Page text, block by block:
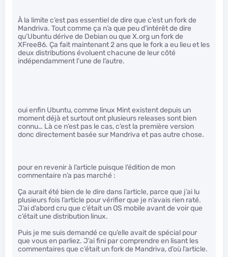
À la limite c’est pas essentiel de dire que c’est un fork de
Mandriva. Tout comme ça n’a que peu d’intérêt de dire
qu’Ubuntu dérive de Debian ou que X.org un fork de
XFree86. Ça fait maintenant 2 ans que le fork a eu lieu et les
deux distributions évoluent chacune de leur côté
indépendamment l’une de l’autre.
oui enfin Ubuntu, comme linux Mint existent depuis un
moment déjà et surtout ont plusieurs releases sont bien
connu… Là ce n’est pas le cas, c’est la première version
donc directement basée sur Mandriva et pas autre chose.
pour en revenir à l’article puisque l’édition de mon
commentaire n’a pas marché :
Ça aurait été bien de le dire dans l’article, parce que j’ai lu
plusieurs fois l’article pour vérifier que je n’avais rien raté.
J’ai d’abord cru que c’était un OS mobile avant de voir que
c’était une distribution linux.
Puis je me suis demandé ce qu’elle avait de spécial pour
que vous en parliez. J’ai fini par comprendre en lisant les
commentaires que c’était un fork de Mandriva, d’où l’article.